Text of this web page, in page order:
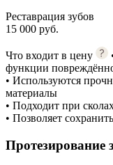
Реставрация зубов
15 000 руб.
Что входит в цену
функции
• Используются
материалы
• Подходит при
• Позволяет
Протезирование